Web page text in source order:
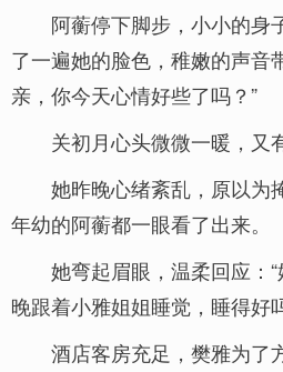
阿蘅停下脚步，小小的身
了一遍她的脸色，稚嫩的声音
亲，你今天心情好些了吗？”
关初月心头微微一暖，又
她昨晚心绪紊乱，原以为
年幼的阿蘅都一眼看了出来。
她弯起眉眼，温柔回应：
晚跟着小雅姐姐睡觉，睡得好
酒店客房充足，樊雅为了